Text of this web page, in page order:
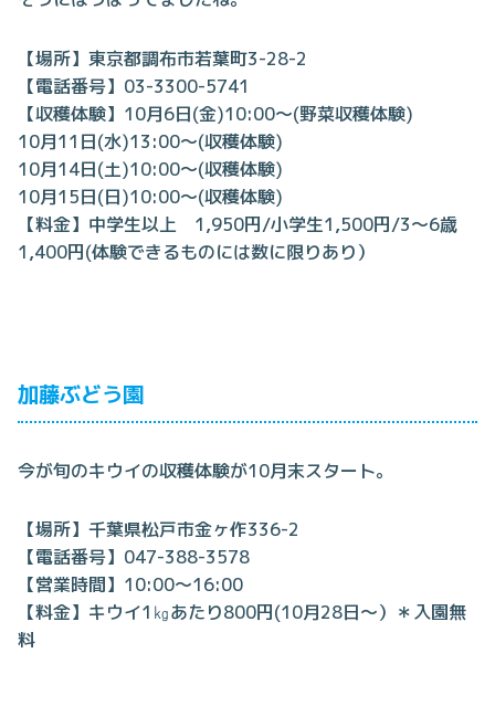
【場所】東京都調布市若葉町3-28-2
【電話番号】03-3300-5741
【収穫体験】10月6日(金)10:00～(野菜収穫体験)
10月11日(水)13:00～(収穫体験)
10月14日(土)10:00～(収穫体験)
10月15日(日)10:00～(収穫体験)
【料金】中学生以上 1,950円/小学生1,500円/3～6歳
1,400円(体験できるものには数に限りあり）
加藤ぶどう園
今が旬のキウイの収穫体験が10月末スタート。
【場所】千葉県松戸市金ヶ作336-2
【電話番号】047-388-3578
【営業時間】10:00～16:00
【料金】キウイ1㎏あたり800円(10月28日～）＊入園無
料